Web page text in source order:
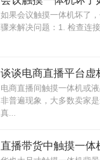
如果会议触摸一体机坏了
骤来解决问题：1. 检查连
电商直播间触摸一体机或
非普遍现象，大多数卖家
真...